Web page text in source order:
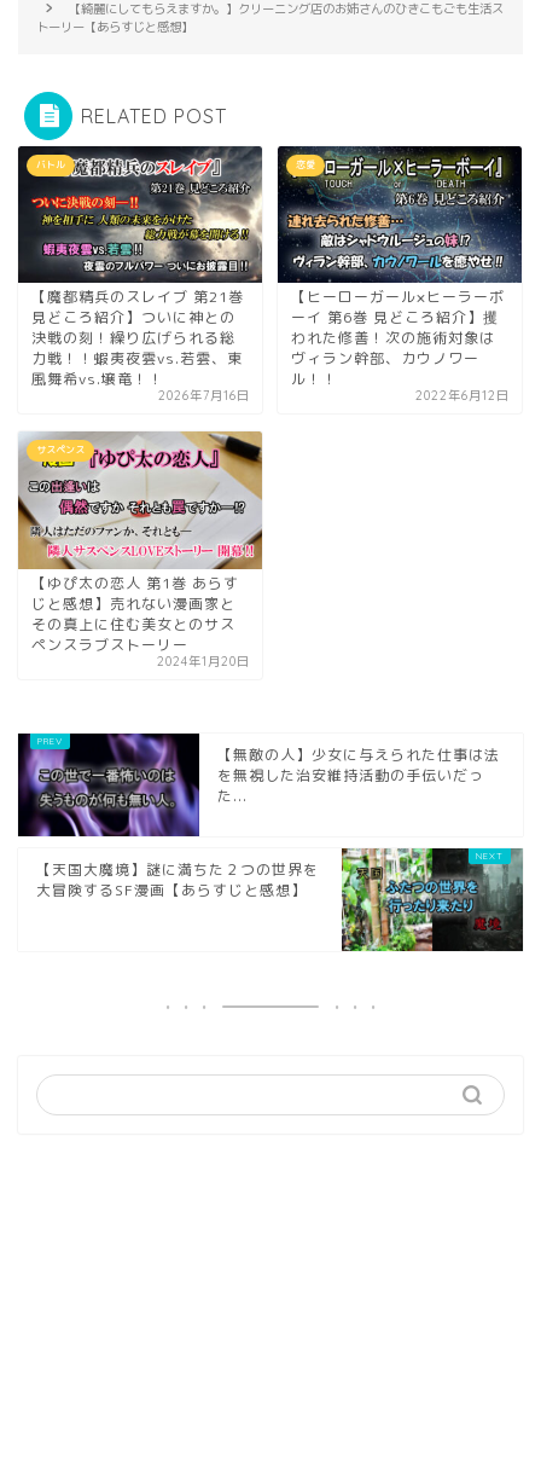
【綺麗にしてもらえますか。】クリーニング店のお姉さんのひきこもごも生活ス
トーリー【あらすじと感想】
RELATED POST
バトル
【魔都精兵のスレイブ 第21巻
見どころ紹介】ついに神との
決戦の刻！繰り広げられる総
力戦！！蝦夷夜雲vs.若雲、東
風舞希vs.壌竜！！
2026年7月16日
恋愛
【ヒーローガール×ヒーラーボ
ーイ 第6巻 見どころ紹介】攫
われた修善！次の施術対象は
ヴィラン幹部、カウノワー
ル！！
2022年6月12日
サスペンス
【ゆぴ太の恋人 第1巻 あらす
じと感想】売れない漫画家と
その真上に住む美女とのサス
ペンスラブストーリー
2024年1月20日
【無敵の人】少女に与えられた仕事は法
を無視した治安維持活動の手伝いだっ
た...
【天国大魔境】謎に満ちた２つの世界を
大冒険するSF漫画【あらすじと感想】